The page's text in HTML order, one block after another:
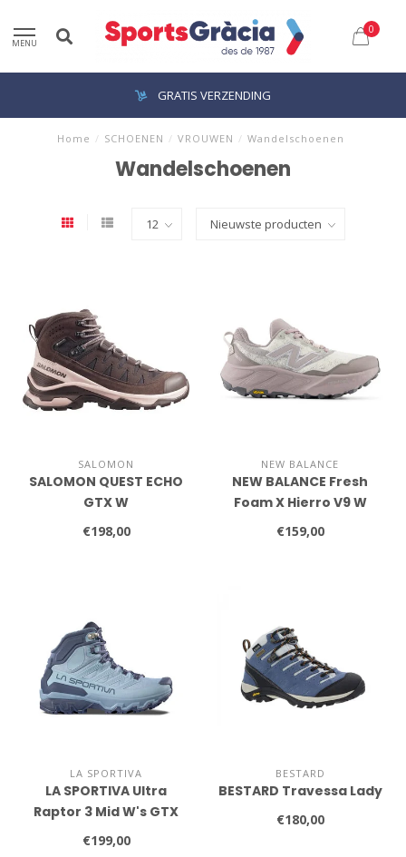
MENU
0
GRATIS VERZENDING
Home / SCHOENEN / VROUWEN / Wandelschoenen
Wandelschoenen
SALOMON
SALOMON QUEST ECHO
GTX W
€198,00
NEW BALANCE
NEW BALANCE Fresh
Foam X Hierro V9 W
€159,00
LA SPORTIVA
LA SPORTIVA Ultra
Raptor 3 Mid W's GTX
€199,00
BESTARD
BESTARD Travessa Lady
€180,00